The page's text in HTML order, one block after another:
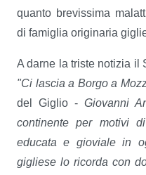
quanto brevissima
di famiglia originaria
A darne la triste notizia il
"Ci lascia a Borgo a
del Giglio - Giovanni
continente per motivi
educata e gioviale in
gigliese lo ricorda con